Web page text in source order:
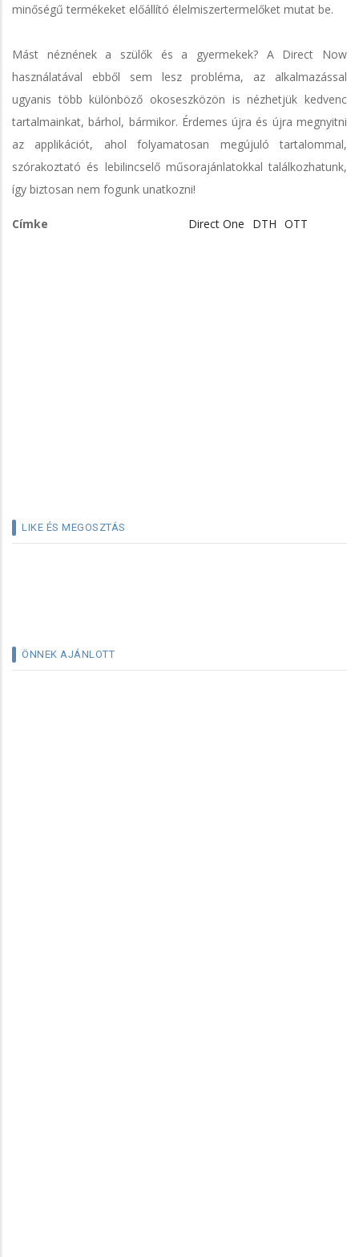
minőségű termékeket előállító élelmiszertermelőket mutat be.
Mást néznének a szülők és a gyermekek? A Direct Now
használatával ebből sem lesz probléma, az alkalmazással
ugyanis több különböző okoseszközön is nézhetjük kedvenc
tartalmainkat, bárhol, bármikor. Érdemes újra és újra megnyitni
az applikációt, ahol folyamatosan megújuló tartalommal,
szórakoztató és lebilincselő műsorajánlatokkal találkozhatunk,
így biztosan nem fogunk unatkozni!
Címke Direct One DTH OTT
LIKE ÉS MEGOSZTÁS
ÖNNEK AJÁNLOTT